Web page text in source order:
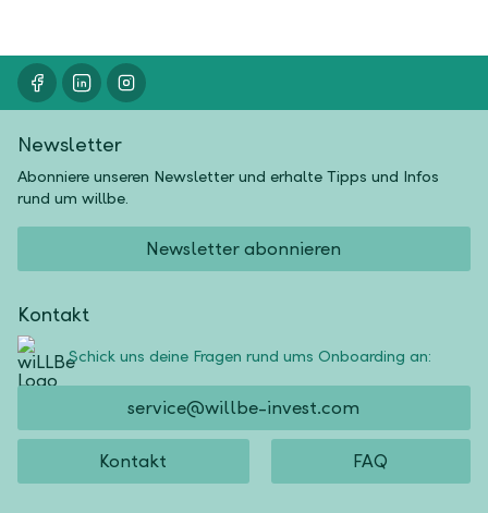
Newsletter
Abonniere unseren Newsletter und erhalte Tipps und Infos
rund um willbe.
Newsletter abonnieren
Kontakt
Schick uns deine Fragen rund ums Onboarding an:
service@willbe-invest.com
Kontakt FAQ